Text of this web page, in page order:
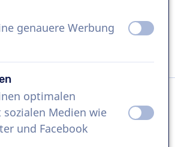
genauere Werbung
ausan
optimalen
Medien wie
und Facebook
ausan